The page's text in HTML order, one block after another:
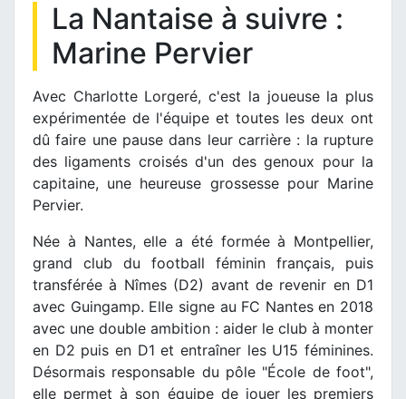
La Nantaise à suivre :
Marine Pervier
Avec Charlotte Lorgeré, c'est la joueuse la plus
expérimentée de l'équipe et toutes les deux ont
dû faire une pause dans leur carrière : la rupture
des ligaments croisés d'un des genoux pour la
capitaine, une heureuse grossesse pour Marine
Pervier.
Née à Nantes, elle a été formée à Montpellier,
grand club du football féminin français, puis
transférée à Nîmes (D2) avant de revenir en D1
avec Guingamp. Elle signe au FC Nantes en 2018
avec une double ambition : aider le club à monter
en D2 puis en D1 et entraîner les U15 féminines.
Désormais responsable du pôle "École de foot",
elle permet à son équipe de jouer les premiers